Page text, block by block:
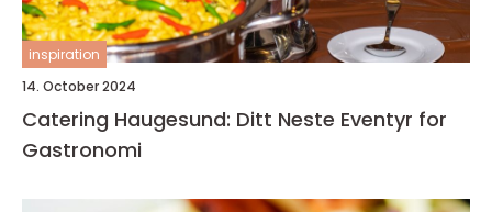
inspiration
14. October 2024
Catering Haugesund: Ditt Neste Eventyr for
Gastronomi